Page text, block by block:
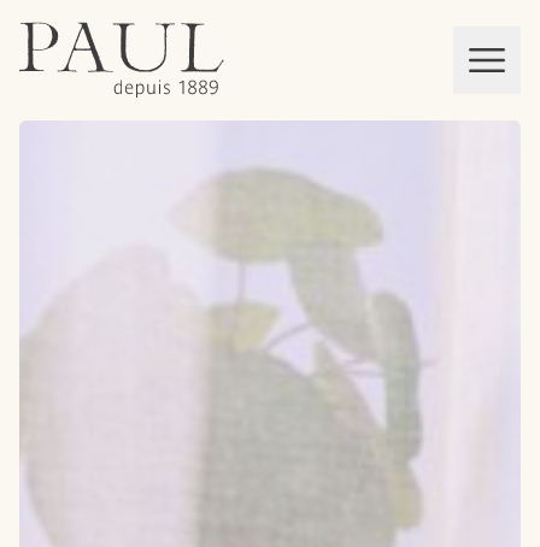
Mon panier